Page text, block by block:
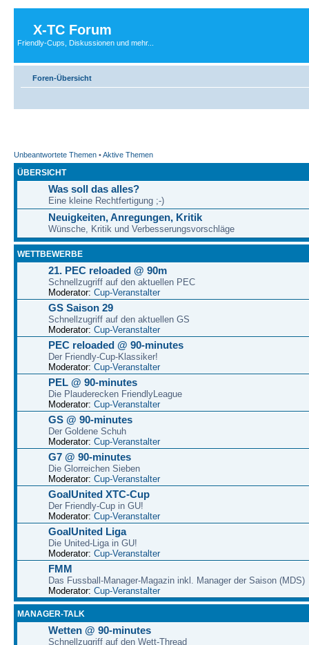
X-TC Forum
Friendly-Cups, Diskussionen und mehr...
Foren-Übersicht
Unbeantwortete Themen •Aktive Themen
ÜBERSICHT
Was soll das alles?
Eine kleine Rechtfertigung ;-)
Neuigkeiten, Anregungen, Kritik
Wünsche, Kritik und Verbesserungsvorschläge
WETTBEWERBE
21. PEC reloaded @ 90m
Schnellzugriff auf den aktuellen PEC
Moderator: Cup-Veranstalter
GS Saison 29
Schnellzugriff auf den aktuellen GS
Moderator: Cup-Veranstalter
PEC reloaded @ 90-minutes
Der Friendly-Cup-Klassiker!
Moderator: Cup-Veranstalter
PEL @ 90-minutes
Die Plauderecken FriendlyLeague
Moderator: Cup-Veranstalter
GS @ 90-minutes
Der Goldene Schuh
Moderator: Cup-Veranstalter
G7 @ 90-minutes
Die Glorreichen Sieben
Moderator: Cup-Veranstalter
GoalUnited XTC-Cup
Der Friendly-Cup in GU!
Moderator: Cup-Veranstalter
GoalUnited Liga
Die United-Liga in GU!
Moderator: Cup-Veranstalter
FMM
Das Fussball-Manager-Magazin inkl. Manager der Saison (MDS)
Moderator: Cup-Veranstalter
MANAGER-TALK
Wetten @ 90-minutes
Schnellzugriff auf den Wett-Thread